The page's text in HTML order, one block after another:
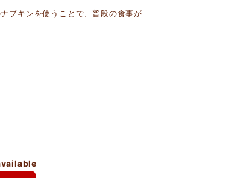
プキンを使うことで、普段の食事が